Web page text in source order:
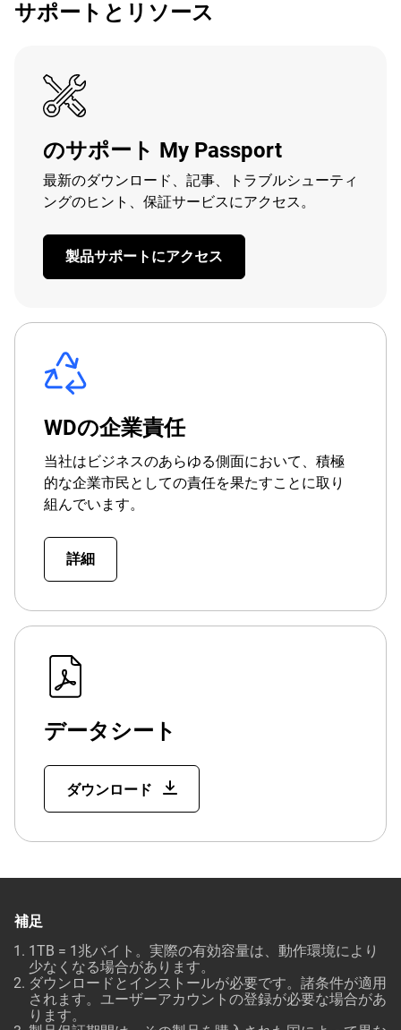
サポートとリソース
のサポート My Passport
最新のダウンロード、記事、トラブルシューティ
ングのヒント、保証サービスにアクセス。
製品サポートにアクセス
WDの企業責任
当社はビジネスのあらゆる側面において、積極
的な企業市民としての責任を果たすことに取り
組んでいます。
詳細
データシート
ダウンロード
補足
1TB = 1兆バイト。実際の有効容量は、動作環境により
少なくなる場合があります。
ダウンロードとインストールが必要です。諸条件が適用
されます。ユーザーアカウントの登録が必要な場合があ
ります。